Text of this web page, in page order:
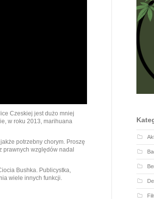
Czeskiej jest dużo mniej
w roku 2013, marihuana
potrzebny chorym. Proszę
prawnych względów nadal
Bushka. Publicystka,
wiele innych funkcji.